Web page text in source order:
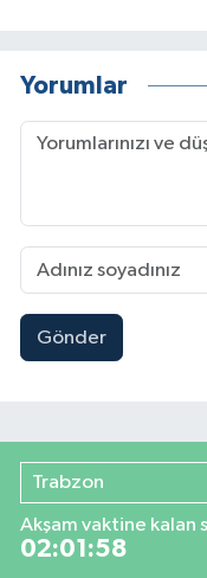
Yorumlar
Gönder
Trabzon
Akşam vaktine kalan
02:01:57